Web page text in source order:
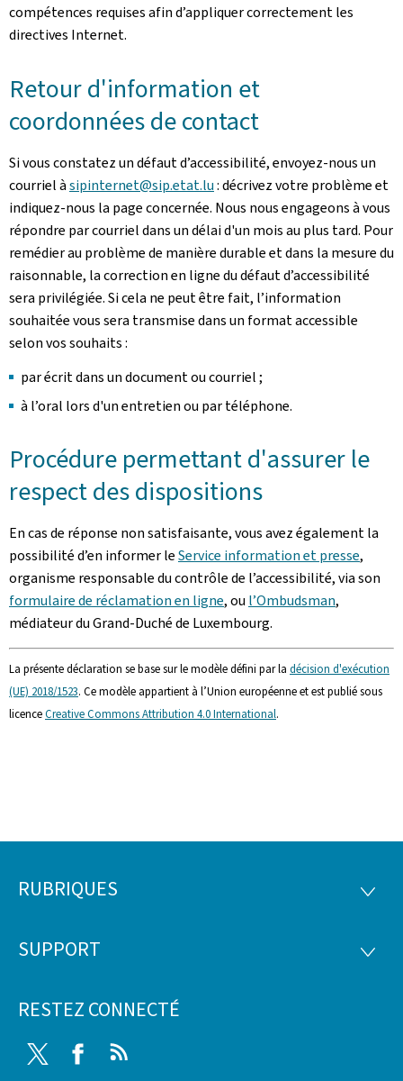
compétences requises afin d’appliquer correctement les
directives Internet.
Retour d'information et
coordonnées de contact
Si vous constatez un défaut d’accessibilité, envoyez-nous un
courriel àsipinternet@sip.etat.lu: décrivez votre problème et
indiquez-nous la page concernée. Nous nous engageons à vous
répondre par courriel dans un délai d'un mois au plus tard. Pour
remédier au problème de manière durable et dans la mesure du
raisonnable, la correction en ligne du défaut d’accessibilité
sera privilégiée. Si cela ne peut être fait, l’information
souhaitée vous sera transmise dans un format accessible
selon vos souhaits :
par écrit dans un document ou courriel ;
à l’oral lors d'un entretien ou par téléphone.
Procédure permettant d'assurer le
respect des dispositions
En cas de réponse non satisfaisante, vous avez également la
possibilité d’en informer leService information et presse,
organisme responsable du contrôle de l’accessibilité, via son
formulaire de réclamation en ligne, ou l’Ombudsman,
médiateur du Grand-Duché de Luxembourg.
La présente déclaration se base sur le modèle défini par la décision d'exécution
(UE) 2018/1523. Ce modèle appartient à l’Union européenne et est publié sous
licenceCreative Commons Attribution 4.0 International.
Pied
page
RUBRIQUES
SUPPORT
RESTEZ CONNECTÉ
Twitter Facebook